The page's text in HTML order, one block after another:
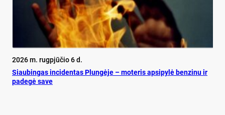
2026 m. rugpjūčio 6 d.
Siau­bin­gas in­ci­den­tas Plun­gė­je – mo­te­ris ap­si­py­lė ben­zi­nu ir
pa­de­gė sa­ve